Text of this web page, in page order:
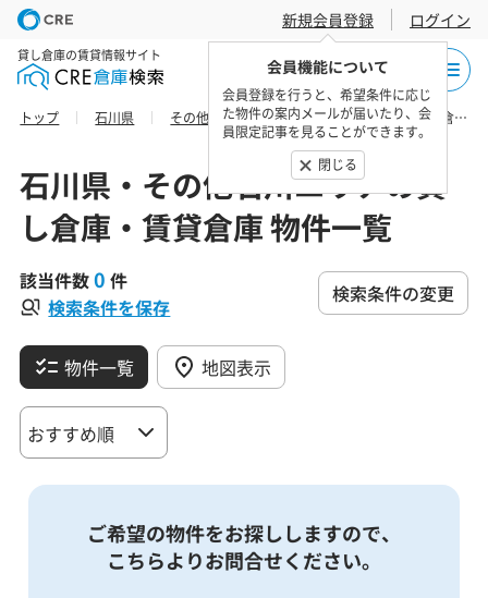
新規会員登録
会員機能について
会員登録を行うと、希望条件に応じ
た物件の案内メールが届いたり、会
員限定記事を見ることができます。
閉じる
ログイン
貸し倉庫の賃貸情報サイト
トップ 石川県 その他石川エリア 鹿島郡中能登町の貸し倉庫・賃貸倉庫 物件一覧
石川県・その他石川エリアの貸
し倉庫・賃貸倉庫 物件一覧
該当件数0 件
検索条件を保存
検索条件の変更
物件一覧 地図表示
ご希望の物件をお探ししますので、
こちらよりお問合せください。